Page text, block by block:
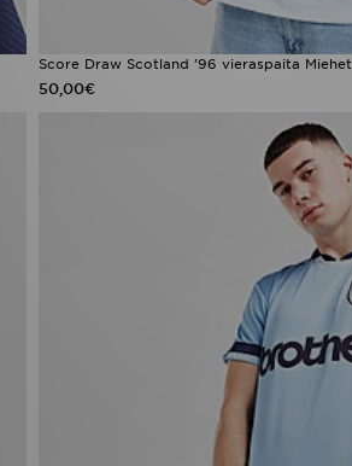
Score Draw Scotland '96 vieraspaita Miehet
50,00€